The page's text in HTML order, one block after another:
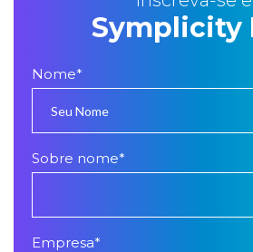
Symplicity
Nome*
Sobre nome*
Empresa*